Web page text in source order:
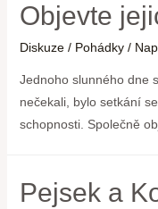
Objevte
Diskuze / Pohádky/
Jednoho slunného dne
nečekali, bylo setkání
schopnosti. Společně
Pejsek a